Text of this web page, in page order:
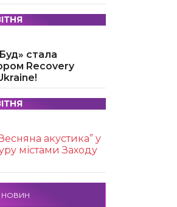
стала
Recovery
акустика” у
містами Заходу
НОВИН